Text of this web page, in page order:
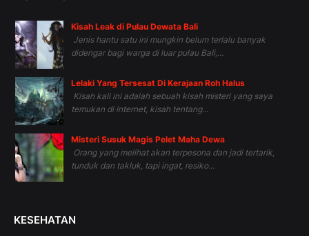
Kisah Leak di Pulau Dewata Bali
Jenis hantu satu ini mungkin belum terlalu banyak
didengar bagi warga di luar pulau Bali,...
Lelaki Yang Tersesat Di Kerajaan Roh Halus
Kisah kali ini adalah sebuah kisah misteri yang saya
temukan di internet, kisah tentang...
Misteri Susuk Magis Pelet Maha Dewa
Orang yang melihat akan terpesona dan jadi tertarik,
tunduk dan takluk, tapi ingat, resiko...
KESEHATAN